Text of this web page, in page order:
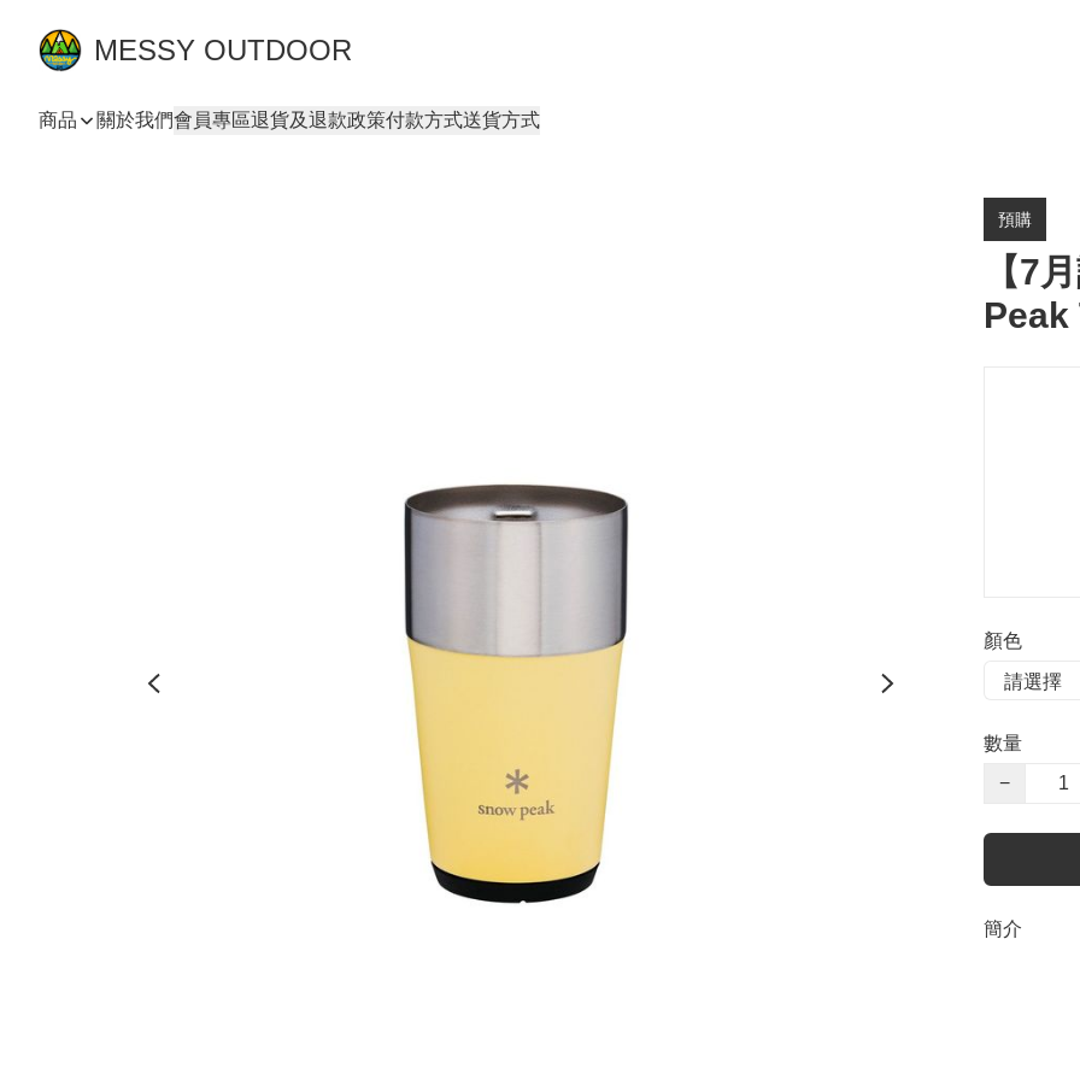
MESSY OUTDOOR
商品 關於我們會員專區退貨及退款政策付款方式送貨方式
預購
【7
顏色
數量
−
簡介